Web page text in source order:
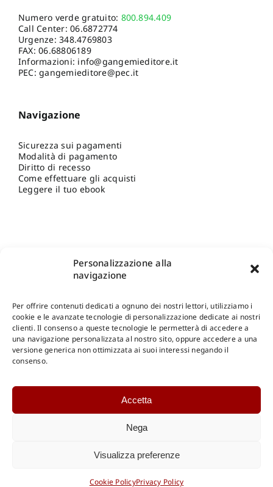
Personalizzazione alla
navigazione
Per offrire contenuti dedicati a ognuno dei nostri lettori, utilizziamo i
cookie e le avanzate tecnologie di personalizzazione dedicate ai nostri
clienti. Il consenso a queste tecnologie le permetterà di accedere a
una navigazione personalizzata al nostro sito, oppure accedere a una
versione generica non ottimizzata ai suoi interessi negando il
consenso.
Accetta
Nega
Visualizza preferenze
Cookie PolicyPrivacy Policy
Numero verde gratuito: 800.894.409
Call Center:06.6872774
Urgenze:348.4769803
FAX: 06.68806189
Informazioni: info@gangemieditore.it
PEC: gangemieditore@pec.it
Navigazione
Sicurezza sui pagamenti
Modalità di pagamento
Diritto di recesso
Come effettuare gli acquisti
Leggere il tuo ebook
Shop Gangemi Editore-Pagamenti Sicuri e anche Rateali
Catalogo Online
Catalogo Internazionale
DOWNLOAD
Catalogo Internazionale